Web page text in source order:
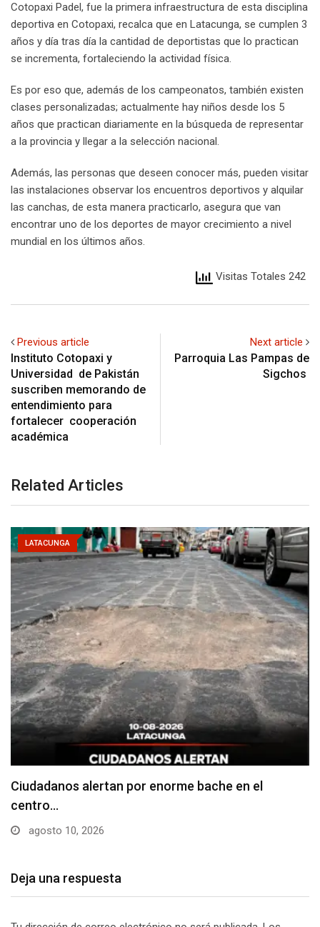
Cotopaxi Padel, fue la primera infraestructura de esta disciplina
deportiva en Cotopaxi, recalca que en Latacunga, se cumplen 3
años y día tras día la cantidad de deportistas que lo practican
se incrementa, fortaleciendo la actividad física.
Es por eso que, además de los campeonatos, también existen
clases personalizadas; actualmente hay niños desde los 5
años que practican diariamente en la búsqueda de representar
a la provincia y llegar a la selección nacional.
Además, las personas que deseen conocer más, pueden visitar
las instalaciones observar los encuentros deportivos y alquilar
las canchas, de esta manera practicarlo, asegura que van
encontrar uno de los deportes de mayor crecimiento a nivel
mundial en los últimos años.
Visitas Totales 242
Previous article
Instituto Cotopaxi y
Universidad de Pakistán
suscriben memorando de
entendimiento para
fortalecer cooperación
académica
Next article
Parroquia Las Pampas de
Sigchos
Related Articles
LATACUNGA
Denuncian falta de señalización en zonas de
estacionamiento…
agosto 10, 2026
Deja una respuesta